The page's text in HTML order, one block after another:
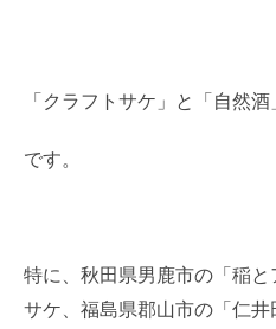
「クラフトサケ」と「自然酒
です。
特に、秋田県男鹿市の「稲
サケ、福島県郡山市の「仁